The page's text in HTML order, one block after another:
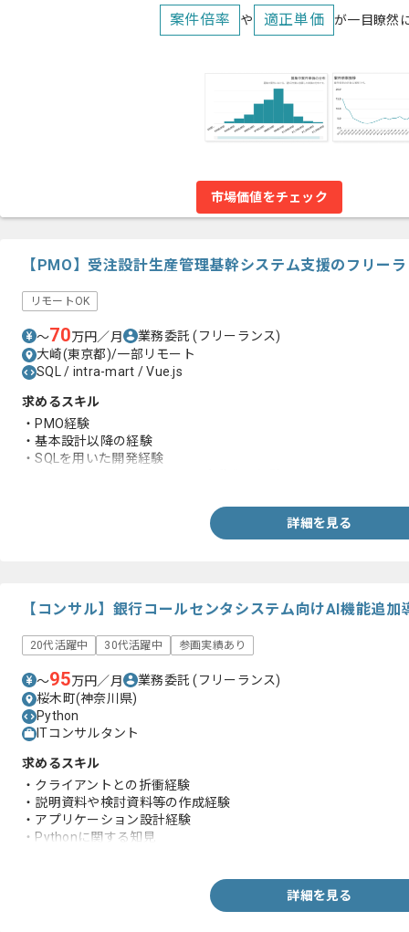
案件倍率 や 適正単価 が一目瞭然
市場価値をチェック
【PMO】受注設計生産管理基幹システム支援のフリー
リモートOK
〜70万円／月 業務委託(フリーランス)
大崎(東京都)/一部リモート
SQL / intra-mart / Vue.js
求めるスキル
・PMO経験
・基本設計以降の経験
・SQLを用いた開発経験
詳細を見る
【コンサル】銀行コールセンタシステム向けAI機能追
20代活躍中 30代活躍中 参画実績あり
〜95万円／月 業務委託(フリーランス)
桜木町(神奈川県)
Python
ITコンサルタント
求めるスキル
・クライアントとの折衝経験
・説明資料や検討資料等の作成経験
・アプリケーション設計経験
・Pythonに関する知見
詳細を見る